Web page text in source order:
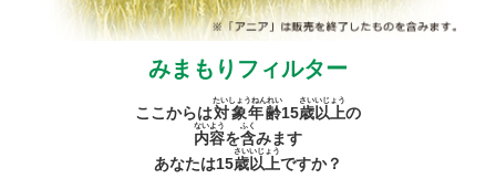
みまもりフィルター
ここからは対象年齢
たいしょうねんれい
15歳
さい
以上
いじょう
の
内容
ないよう
を含
ふく
みます
あなたは15歳
さい
以上
いじょう
ですか？